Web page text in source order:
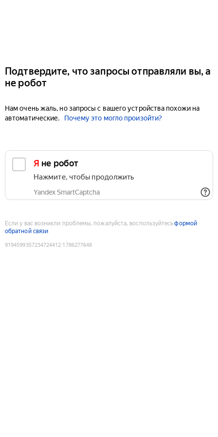
Подтвердите, что запросы отправляли вы, а
не робот
Нам очень жаль, но запросы с вашего устройства похожи на
автоматические.
Почему это могло произойти?
Я не робот
Нажмите, чтобы продолжить
Yandex SmartCaptcha
Если у вас возникли проблемы, пожалуйста, воспользуйтесьформой
обратной связи
9194599357234724412:1786277648